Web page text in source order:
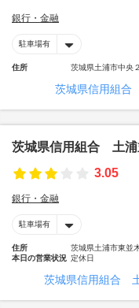
銀行・金融
駐車場有
住所 茨城県土浦市中央
茨城県信用組合
茨城県信用組合 土浦
3.05
銀行・金融
駐車場有
住所
茨城県土浦市東並
本日の営業状況 定休日
茨城県信用組合